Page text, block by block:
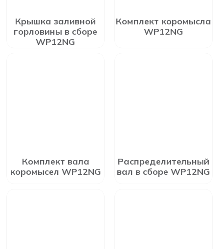
Крышка заливной
горловины в сборе
WP12NG
Комплект коромысла
WP12NG
Комплект вала
коромысел WP12NG
Распределительный
вал в сборе WP12NG